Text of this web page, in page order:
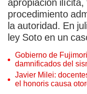
apropiación
procedimiento
la autoridad. En
ley Soto en un
Gobierno de
damnificados del
Javier Milei:
el honoris causa